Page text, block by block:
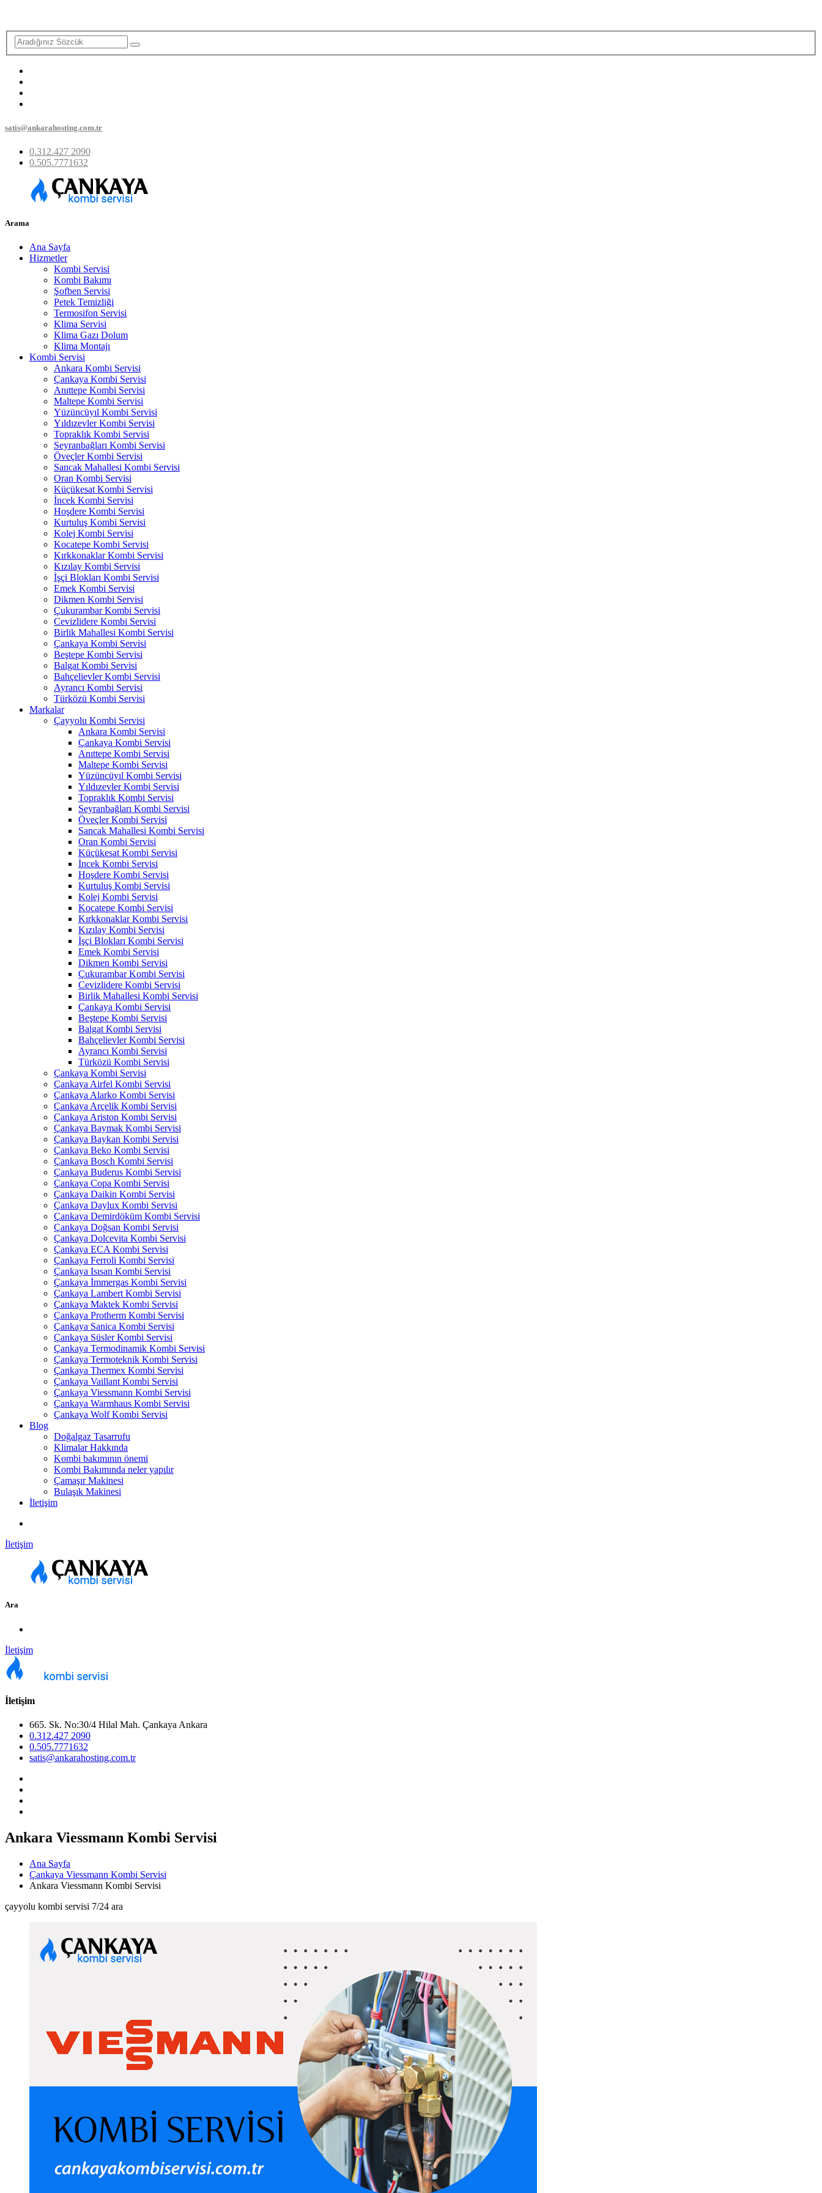
satis@ankarahosting.com.tr
0.312.427 2090
0.505.7771632
Arama
Ana Sayfa
Hizmetler
Kombi Servisi
Kombi Bakımı
Şofben Servisi
Petek Temizliği
Termosifon Servisi
Klima Servisi
Klima Gazı Dolum
Klima Montajı
Kombi Servisi
Ankara Kombi Servisi
Çankaya Kombi Servisi
Anıttepe Kombi Servisi
Maltepe Kombi Servisi
Yüzüncüyıl Kombi Servisi
Yıldızevler Kombi Servisi
Topraklık Kombi Servisi
Seyranbağları Kombi Servisi
Öveçler Kombi Servisi
Sancak Mahallesi Kombi Servisi
Oran Kombi Servisi
Küçükesat Kombi Servisi
İncek Kombi Servisi
Hoşdere Kombi Servisi
Kurtuluş Kombi Servisi
Kolej Kombi Servisi
Kocatepe Kombi Servisi
Kırkkonaklar Kombi Servisi
Kızılay Kombi Servisi
İşçi Blokları Kombi Servisi
Emek Kombi Servisi
Dikmen Kombi Servisi
Çukurambar Kombi Servisi
Cevizlidere Kombi Servisi
Birlik Mahallesi Kombi Servisi
Çankaya Kombi Servisi
Beştepe Kombi Servisi
Balgat Kombi Servisi
Bahçelievler Kombi Servisi
Ayrancı Kombi Servisi
Türközü Kombi Servisi
Markalar
Çayyolu Kombi Servisi
Ankara Kombi Servisi
Çankaya Kombi Servisi
Anıttepe Kombi Servisi
Maltepe Kombi Servisi
Yüzüncüyıl Kombi Servisi
Yıldızevler Kombi Servisi
Topraklık Kombi Servisi
Seyranbağları Kombi Servisi
Öveçler Kombi Servisi
Sancak Mahallesi Kombi Servisi
Oran Kombi Servisi
Küçükesat Kombi Servisi
İncek Kombi Servisi
Hoşdere Kombi Servisi
Kurtuluş Kombi Servisi
Kolej Kombi Servisi
Kocatepe Kombi Servisi
Kırkkonaklar Kombi Servisi
Kızılay Kombi Servisi
İşçi Blokları Kombi Servisi
Emek Kombi Servisi
Dikmen Kombi Servisi
Çukurambar Kombi Servisi
Cevizlidere Kombi Servisi
Birlik Mahallesi Kombi Servisi
Çankaya Kombi Servisi
Beştepe Kombi Servisi
Balgat Kombi Servisi
Bahçelievler Kombi Servisi
Ayrancı Kombi Servisi
Türközü Kombi Servisi
Çankaya Kombi Servisi
Çankaya Airfel Kombi Servisi
Çankaya Alarko Kombi Servisi
Çankaya Arçelik Kombi Servisi
Çankaya Ariston Kombi Servisi
Çankaya Baymak Kombi Servisi
Çankaya Baykan Kombi Servisi
Çankaya Beko Kombi Servisi
Çankaya Bosch Kombi Servisi
Çankaya Buderus Kombi Servisi
Çankaya Copa Kombi Servisi
Çankaya Daikin Kombi Servisi
Çankaya Daylux Kombi Servisi
Çankaya Demirdöküm Kombi Servisi
Çankaya Doğsan Kombi Servisi
Çankaya Dolcevita Kombi Servisi
Çankaya ECA Kombi Servisi
Çankaya Ferroli Kombi Servisi
Çankaya Isısan Kombi Servisi
Çankaya İmmergas Kombi Servisi
Çankaya Lambert Kombi Servisi
Çankaya Maktek Kombi Servisi
Çankaya Protherm Kombi Servisi
Çankaya Sanica Kombi Servisi
Çankaya Süsler Kombi Servisi
Çankaya Termodinamik Kombi Servisi
Çankaya Termoteknik Kombi Servisi
Çankaya Thermex Kombi Servisi
Çankaya Vaillant Kombi Servisi
Çankaya Viessmann Kombi Servisi
Çankaya Warmhaus Kombi Servisi
Çankaya Wolf Kombi Servisi
Blog
Doğalgaz Tasarrufu
Klimalar Hakkında
Kombi bakımının önemi
Kombi Bakımında neler yapılır
Çamaşır Makinesi
Bulaşık Makinesi
İletişim
İletişim
Ara
İletişim
İletişim
665. Sk. No:30/4 Hilal Mah. Çankaya Ankara
0.312.427 2090
0.505.7771632
satis@ankarahosting.com.tr
Ankara Viessmann Kombi Servisi
Ana Sayfa
Çankaya Viessmann Kombi Servisi
Ankara Viessmann Kombi Servisi
çayyolu kombi servisi 7/24 ara